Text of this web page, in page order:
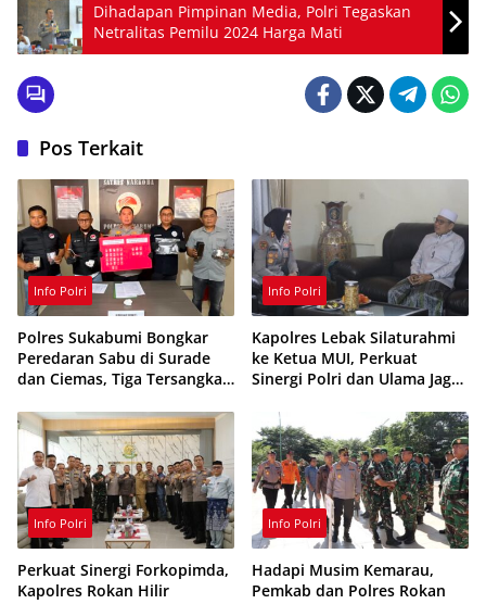
Dihadapan Pimpinan Media, Polri Tegaskan
Netralitas Pemilu 2024 Harga Mati
Pos Terkait
Info Polri
Polres Sukabumi Bongkar
Peredaran Sabu di Surade
dan Ciemas, Tiga Tersangka
Info Polri
Kapolres Lebak Silaturahmi
ke Ketua MUI, Perkuat
Sinergi Polri dan Ulama Jaga
Info Polri
Perkuat Sinergi Forkopimda,
Kapolres Rokan Hilir
Info Polri
Hadapi Musim Kemarau,
Pemkab dan Polres Rokan